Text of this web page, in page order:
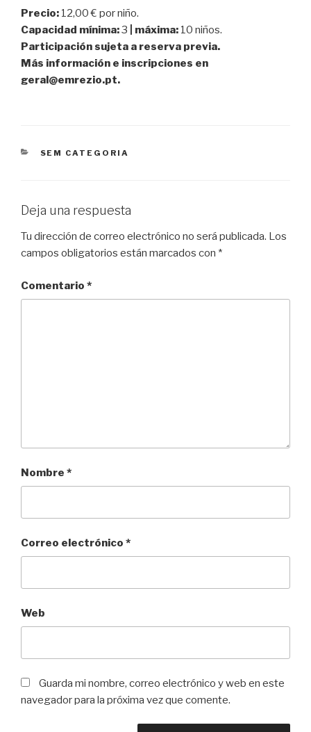
Precio: 12,00 € por niño.
Capacidad mínima:3 | máxima: 10 niños.
Participación sujeta a reserva previa.
Más información e inscripciones en
geral@emrezio.pt.
CATEGORÍAS
SEM CATEGORIA
Deja una respuesta
Tu dirección de correo electrónico no será publicada. Los
campos obligatorios están marcados con *
Comentario *
Nombre *
Correo electrónico *
Web
Guarda mi nombre, correo electrónico y web en este
navegador para la próxima vez que comente.